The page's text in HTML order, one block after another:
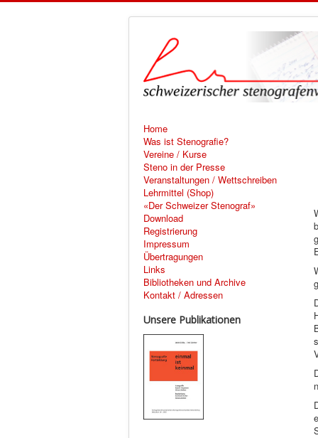
Home
Was ist Stenografie?
Vereine / Kurse
Steno in der Presse
Veranstaltungen / Wettschreiben
Lehrmittel (Shop)
«Der Schweizer Stenograf»
Download
Registrierung
Impressum
Übertragungen
Links
Bibliotheken und Archive
Kontakt / Adressen
Unsere Publikationen